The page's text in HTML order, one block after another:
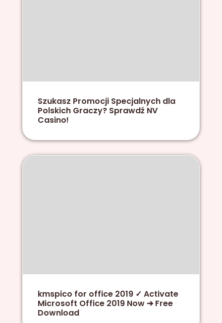
Szukasz Promocji Specjalnych dla
Polskich Graczy? Sprawdź NV
Casino!
kmspico for office 2019 ✓ Activate
Microsoft Office 2019 Now ➔ Free
Download